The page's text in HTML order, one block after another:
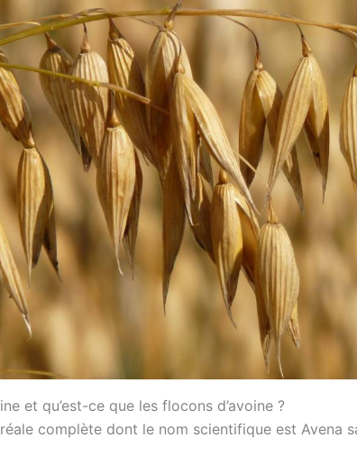
et qu’est-ce que les flocons d’avoine ?
complète dont le nom scientifique est Avena